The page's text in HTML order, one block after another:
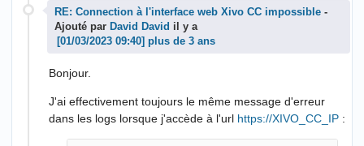
RE: Connection à l'interface web Xivo CC impossible -
Ajouté par David David il y a
plus de 3 ans
Bonjour.
J'ai effectivement toujours le même message d'erreur
dans les logs lorsque j'accède à l'url https://XIVO_CC_IP :